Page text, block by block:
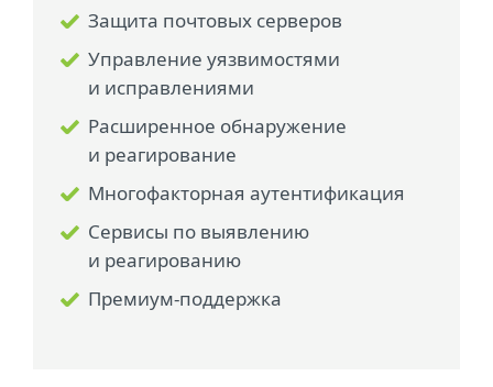
Защита почтовых серверов
Управление уязвимостями
и исправлениями
Расширенное обнаружение
и реагирование
Многофакторная аутентификация
Сервисы по выявлению
и реагированию
Премиум-поддержка